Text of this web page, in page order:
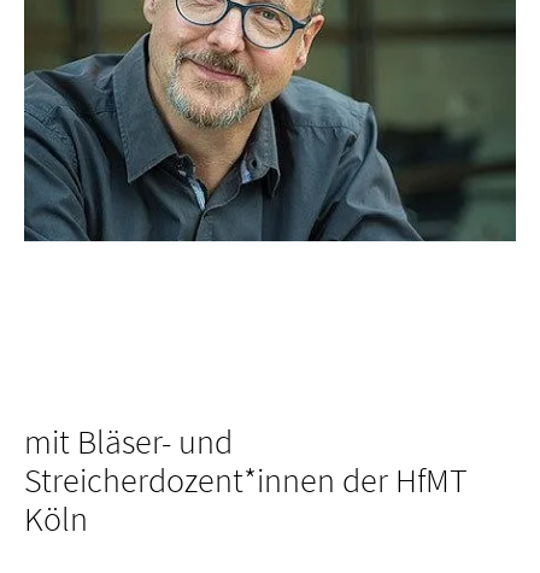
mit Bläser- und
Streicherdozent*innen der HfMT
Köln